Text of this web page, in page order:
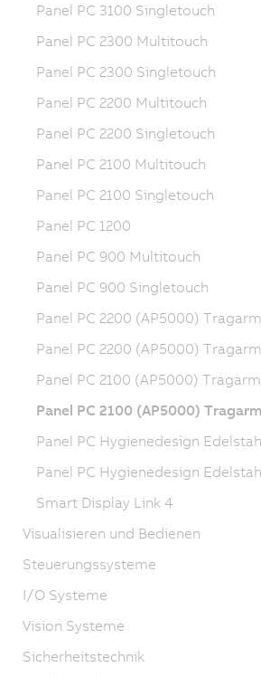
Panel PC 3100 Singletouch
Panel PC 2300 Multitouch
Panel PC 2300 Singletouch
Panel PC 2200 Multitouch
Panel PC 2200 Singletouch
Panel PC 2100 Multitouch
Panel PC 2100 Singletouch
Panel PC 1200
Panel PC 900 Multitouch
Panel PC 900 Singletouch
Panel PC 2200 (AP5000)
Panel PC 2200 (AP5000)
Panel PC 2100 (AP5000)
Panel PC 2100 (AP5000)
Panel PC Hygienedesign
Panel PC Hygienedesign
Smart Display Link 4
Visualisieren und Bedienen
Steuerungssysteme
I/O Systeme
Vision Systeme
Sicherheitstechnik